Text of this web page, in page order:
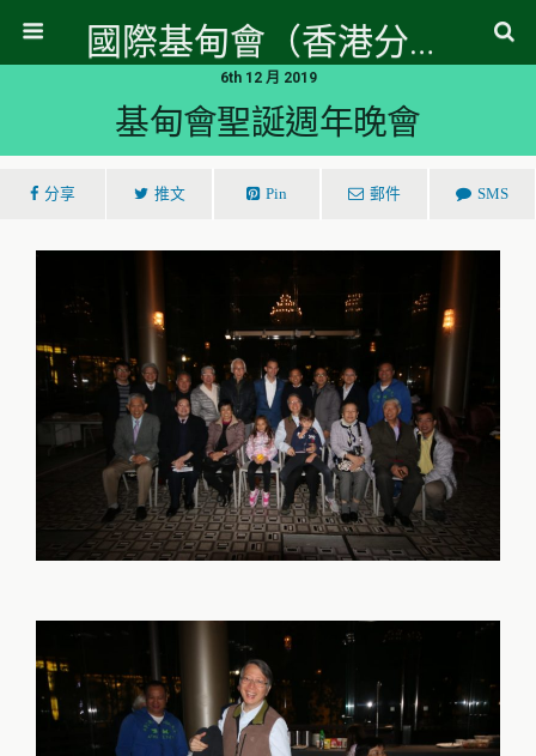
國際基甸會（香港分會）
6th 12 月 2019
基甸會聖誕週年晚會
分享 推文 Pin 郵件 SMS